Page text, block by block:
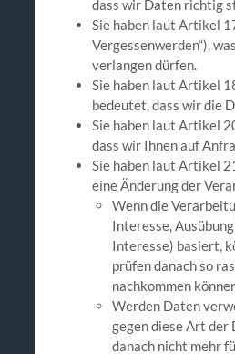
dass wir Daten richtig
Sie haben laut Artikel
Vergessenwerden“),
verlangen dürfen.
Sie haben laut Artikel
bedeutet, dass wir die
Sie haben laut Artikel
dass wir Ihnen auf
Sie haben laut Artikel
eine Änderung der
Wenn die
Interesse,
Interesse) basiert,
prüfen danach so
nachkommen
Werden Daten
gegen diese Art
danach nicht mehr